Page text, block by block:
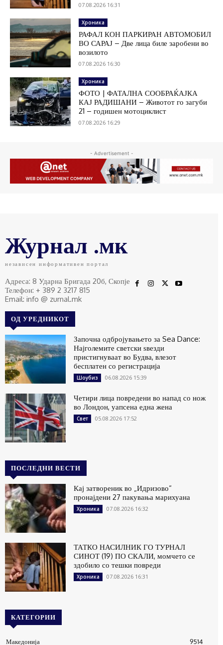
07.08.2026 16:31
Хроника
РАФАЛ КОН ПАРКИРАН АВТОМОБИЛ
ВО САРАЈ – Две лица биле заробени во
возилото
07.08.2026 16:30
Хроника
ФОТО | ФАТАЛНА СООБРАЌАЈКА
КАЈ РАДИШАНИ – Животот го загуби
21 – годишен мотоциклист
07.08.2026 16:29
- Advertisement -
Журнал .мк
независен информативен портал
Адреса: 8 Ударна Бригада 20б, Скопје
Телефон: + 389 2 3217 815
Email: info @ zurnal.mk
ОД УРЕДНИКОТ
Започна одбројувањето за Sea Dance:
Најголемите светски ѕвезди
пристигнуваат во Будва, влезот
бесплатен со регистрација
Шоубиз 06.08.2026 15:39
Четири лица повредени во напад со нож
во Лондон, уапсена една жена
Свет 05.08.2026 17:52
ПОСЛЕДНИ ВЕСТИ
Кај затвореник во „Идризово“
пронајдени 27 пакувања марихуана
Хроника 07.08.2026 16:32
ТАТКО НАСИЛНИК ГО ТУРНАЛ
СИНОТ (19) ПО СКАЛИ, момчето се
здобило со тешки повреди
Хроника 07.08.2026 16:31
КАТЕГОРИИ
Македонија 9514